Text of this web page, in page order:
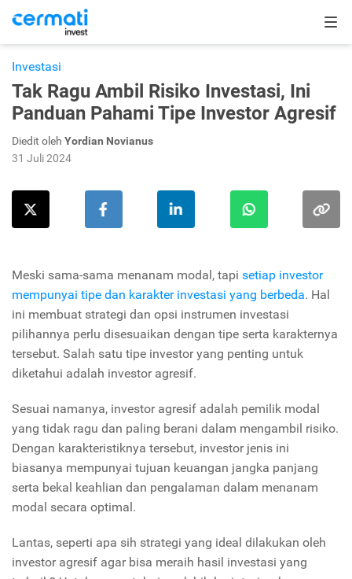
Investasi
Tak Ragu Ambil Risiko Investasi, Ini
Panduan Pahami Tipe Investor Agresif
Diedit oleh Yordian Novianus
31 Juli 2024
Meski sama-sama menanam modal, tapi setiap investor
mempunyai tipe dan karakter investasi yang berbeda. Hal
ini membuat strategi dan opsi instrumen investasi
pilihannya perlu disesuaikan dengan tipe serta karakternya
tersebut. Salah satu tipe investor yang penting untuk
diketahui adalah investor agresif.
Sesuai namanya, investor agresif adalah pemilik modal
yang tidak ragu dan paling berani dalam mengambil risiko.
Dengan karakteristiknya tersebut, investor jenis ini
biasanya mempunyai tujuan keuangan jangka panjang
serta bekal keahlian dan pengalaman dalam menanam
modal secara optimal.
Lantas, seperti apa sih strategi yang ideal dilakukan oleh
investor agresif agar bisa meraih hasil investasi yang